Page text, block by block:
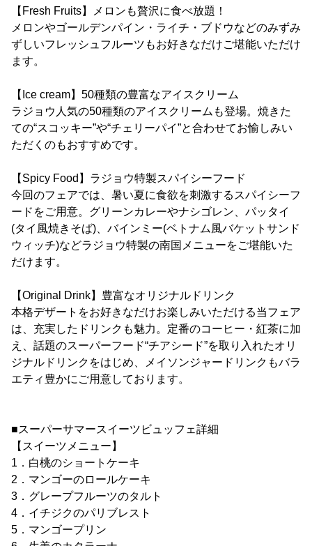
【Fresh Fruits】メロンも贅沢に食べ放題！
メロンやゴールデンパイン・ライチ・ブドウなどのみずみ
ずしいフレッシュフルーツもお好きなだけご堪能いただけ
ます。
【Ice cream】50種類の豊富なアイスクリーム
ラジョウ人気の50種類のアイスクリームも登場。焼きた
ての“スコッキー”や“チェリーパイ”と合わせてお愉しみい
ただくのもおすすめです。
【Spicy Food】ラジョウ特製スパイシーフード
今回のフェアでは、暑い夏に食欲を刺激するスパイシーフ
ードをご用意。グリーンカレーやナシゴレン、パッタイ
(タイ風焼きそば)、バインミー(ベトナム風バケットサンド
ウィッチ)などラジョウ特製の南国メニューをご堪能いた
だけます。
【Original Drink】豊富なオリジナルドリンク
本格デザートをお好きなだけお楽しみいただける当フェア
は、充実したドリンクも魅力。定番のコーヒー・紅茶に加
え、話題のスーパーフード“チアシード”を取り入れたオリ
ジナルドリンクをはじめ、メイソンジャードリンクもバラ
エティ豊かにご用意しております。
■スーパーサマースイーツビュッフェ詳細
【スイーツメニュー】
1．白桃のショートケーキ
2．マンゴーのロールケーキ
3．グレープフルーツのタルト
4．イチジクのパリブレスト
5．マンゴープリン